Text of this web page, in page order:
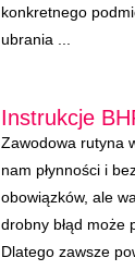
konkretnego
ubrania ...
Instrukcje
Zawodowa rutyna
nam płynności i
obowiązków, ale
drobny błąd może
Dlatego zawsze